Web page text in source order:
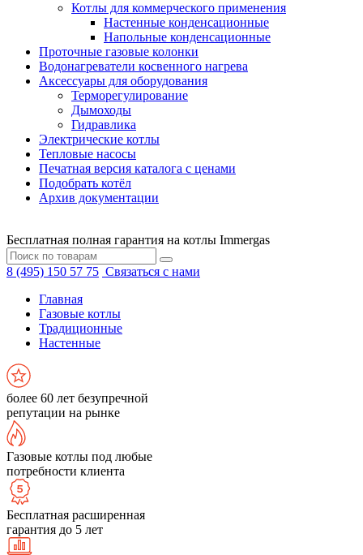
Котлы для коммерческого применения
Настенные конденсационные
Напольные конденсационные
Проточные газовые колонки
Водонагреватели косвенного нагрева
Аксессуары для оборудования
Терморегулирование
Дымоходы
Гидравлика
Электрические котлы
Тепловые насосы
Печатная версия каталога с ценами
Подобрать котёл
Архив документации
Бесплатная полная гарантия на котлы Immergas
8 (495) 150 57 75 Связаться с нами
Главная
Газовые котлы
Традиционные
Настенные
более 60 лет безупречной
репутации на рынке
Газовые котлы под любые
потребности клиента
Бесплатная расширенная
гарантия до 5 лет